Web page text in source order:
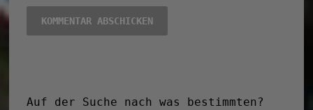
Auf der Suche nach was bestimmten?